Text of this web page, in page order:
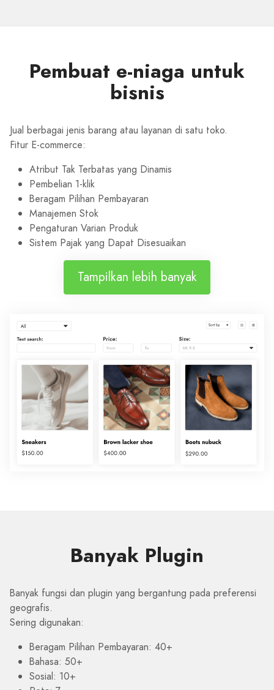
Pembuat e-niaga untuk
bisnis
Jual berbagai jenis barang atau layanan di satu toko.
Fitur E-commerce:
Atribut Tak Terbatas yang Dinamis
Pembelian 1-klik
Beragam Pilihan Pembayaran
Manajemen Stok
Pengaturan Varian Produk
Sistem Pajak yang Dapat Disesuaikan
Tampilkan lebih banyak
Banyak Plugin
Banyak fungsi dan plugin yang bergantung pada preferensi
geografis.
Sering digunakan:
Beragam Pilihan Pembayaran: 40+
Bahasa: 50+
Sosial: 10+